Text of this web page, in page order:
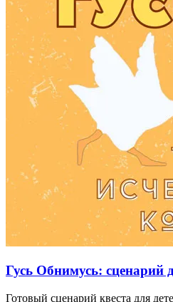
Гусь Обнимусь: сценарий
Готовый сценарий квеста для